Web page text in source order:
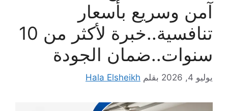
آمن وسريع بأسعار
تنافسية..خبرة لأكثر من 10
سنوات..ضمان الجودة
يوليو 4, 2026 بقلم Hala Elsheikh